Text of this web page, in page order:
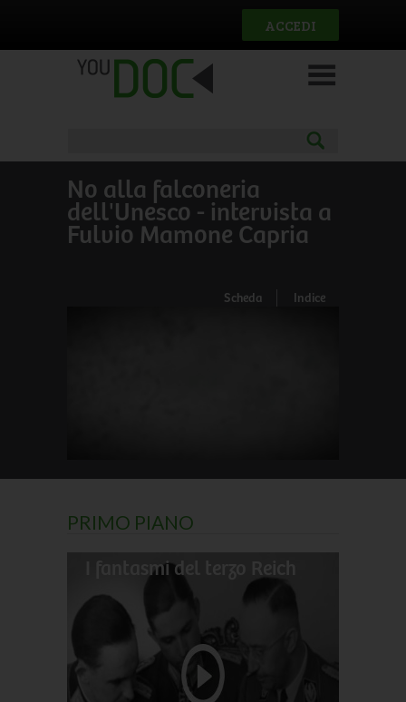
ACCEDI
No alla falconeria
dell'Unesco - intervista a
Fulvio Mamone Capria
Scheda Indice
PRIMO PIANO
I fantasmi del terzo Reich